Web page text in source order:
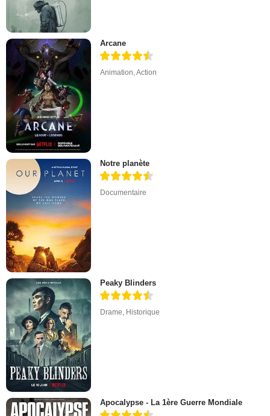
Arcane
Animation,Action
Notre planète
Documentaire
Peaky Blinders
Drame, Historique
Apocalypse - La 1ère Guerre Mondiale